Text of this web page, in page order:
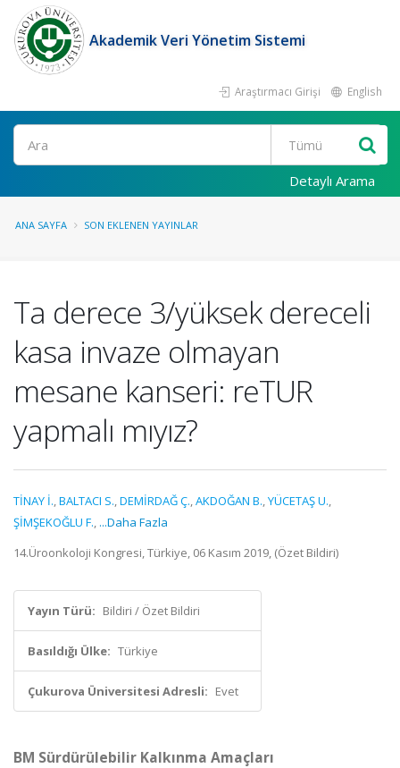
Akademik Veri Yönetim Sistemi
Araştırmacı Girişi English
Ara
Detaylı Arama
ANA SAYFA SON EKLENEN YAYINLAR
Ta derece 3/yüksek dereceli
kasa invaze olmayan
mesane kanseri: reTUR
yapmalı mıyız?
TİNAY İ.,BALTACI S.,DEMİRDAĞ Ç.,AKDOĞAN B.,YÜCETAŞ U.,
ŞİMŞEKOĞLU F., ...Daha Fazla
14.Üroonkoloji Kongresi, Türkiye, 06 Kasım 2019, (Özet Bildiri)
Yayın Türü: Bildiri / Özet Bildiri
Basıldığı Ülke: Türkiye
Çukurova Üniversitesi Adresli: Evet
BM Sürdürülebilir Kalkınma Amaçları